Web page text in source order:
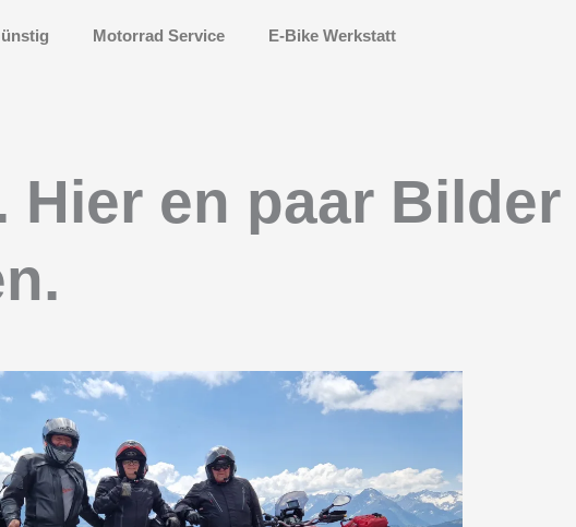
Motorrad Service E-Bike Werkstatt
en paar Bilder